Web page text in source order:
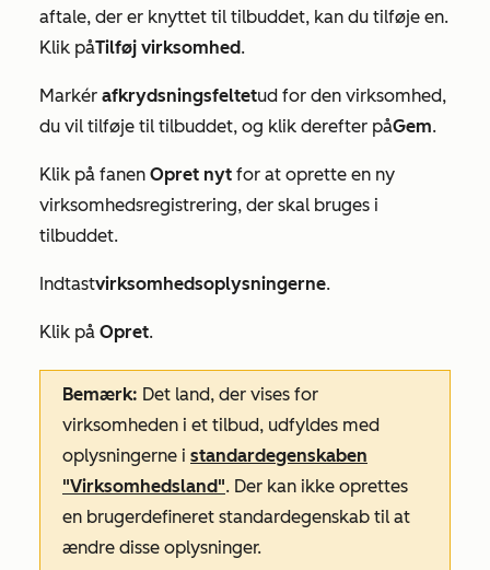
aftale, der er knyttet til tilbuddet, kan du tilføje en.
Klik påTilføj virksomhed.
Markér afkrydsningsfeltetud for den virksomhed,
du vil tilføje til tilbuddet, og klik derefter påGem.
Klik på fanen Opret nyt for at oprette en ny
virksomhedsregistrering, der skal bruges i
tilbuddet.
Indtastvirksomhedsoplysningerne.
Klik på Opret.
Bemærk: Det land, der vises for
virksomheden i et tilbud, udfyldes med
oplysningerne i standardegenskaben
"Virksomhedsland". Der kan ikke oprettes
en brugerdefineret standardegenskab til at
ændre disse oplysninger.